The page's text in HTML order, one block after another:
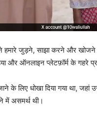
हमारे जुड़ने, साझा करने और खोजने
और ऑनलाइन प्लेटफ़ॉर्म के गहरे
के लिए धोखा दिया गया था,
में असमर्थ थी।